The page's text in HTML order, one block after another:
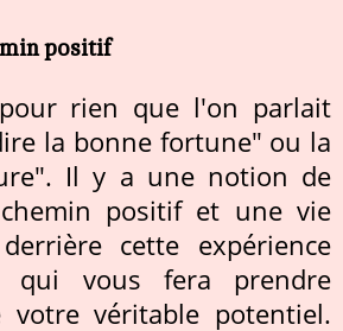
positif
rien que l'on parlait
la bonne fortune" ou la
Il y a une notion de
positif et une vie
cette expérience
qui vous fera prendre
votre véritable potentiel.